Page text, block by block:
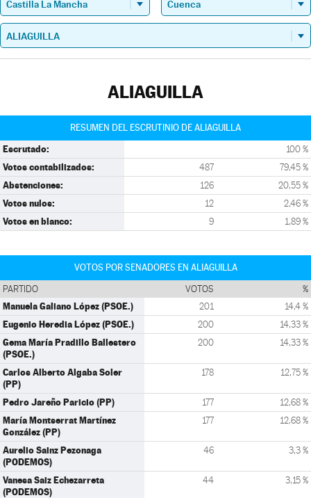
ALIAGUILLA
RESUMEN DEL ESCRUTINIO DE ALIAGUILLA
Escrutado: 100 %
Votos contabilizados: 487 79,45 %
Abstenciones: 126 20,55 %
Votos nulos: 12 2,46 %
Votos en blanco: 9 1,89 %
VOTOS POR SENADORES EN ALIAGUILLA
PARTIDO VOTOS %
Manuela Galiano López (PSOE.) 201 14,4 %
Eugenio Heredia López (PSOE.) 200 14,33 %
Gema María Pradillo Ballestero
(PSOE.)
200 14,33 %
Carlos Alberto Algaba Soler
(PP)
178 12,75 %
Pedro Jareño Paricio (PP) 177 12,68 %
María Montserrat Martínez
González (PP)
177 12,68 %
Aurelio Sainz Pezonaga
(PODEMOS)
46 3,3 %
Vanesa Saiz Echezarreta
(PODEMOS)
44 3,15 %